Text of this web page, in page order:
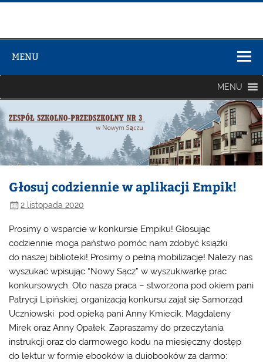
Szkolno-
Przedszkolny
nr 3
MENU
MENU
Głosuj codziennie w aplikacji Empik!
2 listopada 2020
Prosimy o wsparcie w konkursie Empiku! Głosując
codziennie moga państwo pomóc nam zdobyć książki
do naszej biblioteki! Prosimy o pełną mobilizację! Nalezy nas
wyszukać wpisując “Nowy Sącz” w wyszukiwarkę prac
konkursowych. Oto nasza praca – stworzona pod okiem pani
Patrycji Lipińskiej, organizacją konkursu zajął się Samorząd
Uczniowski pod opieką pani Anny Kmiecik, Magdaleny
Mirek oraz Anny Opałek. Zapraszamy do przeczytania
instrukcji oraz do darmowego kodu na miesięczny dostęp
do lektur w formie ebooków ia duiobooków za darmo: